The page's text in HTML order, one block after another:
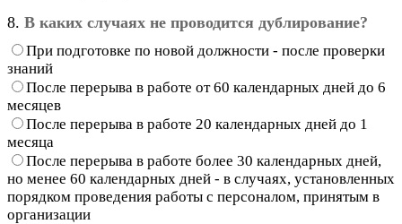
8. В каких случаях не проводится дублирование?
При подготовке по новой должности - после проверки
знаний
После перерыва в работе от 60 календарных дней до 6
месяцев
После перерыва в работе 20 календарных дней до 1
месяца
После перерыва в работе более 30 календарных дней,
но менее 60 календарных дней - в случаях, установленных
порядком проведения работы с персоналом, принятым в
организации